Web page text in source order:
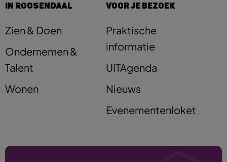
IN ROOSENDAAL
Zien & Doen
Ondernemen &
Talent
Wonen
VOOR JE BEZOEK
Praktische
informatie
UITAgenda
Nieuws
Evenementenloket